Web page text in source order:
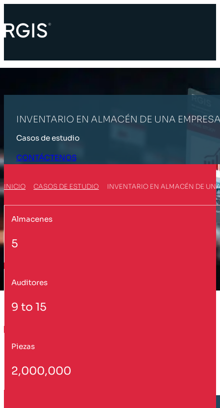
INVENTARIO EN ALMACÉN DE UNA
Casos de estudio
CONTÁCTENOS
INICIO CASOS DE ESTUDIO INVENTARIO EN ALMACÉN DE
Almacenes
5
Auditores
9 to 15
Piezas
2,000,000